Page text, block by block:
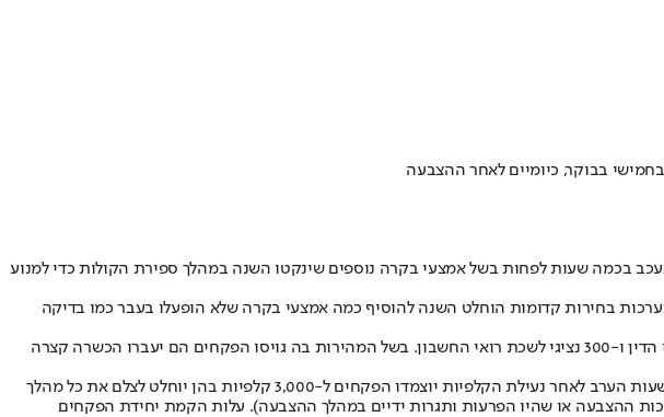
בבוקר, כיומיים לאחר ההצבעה
לכנסת ה-22 שיתקיימו בשבוע הבא עשוי להתעכב בכמה שעות לפחות בשל אמצעי בקרה נוספים שינקטו השנה במהלך ספירת הקולות כדי למנוע
בחירות קדומות הוחלט השנה להוסיף כמה אמצעי בקרה שלא הופעלו בעבר כמו בדיקה
עדס הוסיפה כי הושקעו מאמצים רבים בגיוס 3,000 פקחים ופקחיות לטוהר הבחירות מתוכם כ-700 נציגים של לשכת עורכי הדין ו-300 נציגי לשכת רואי החשבון. בשל המהירות בה גויסו הפקחים הם יעברו הכשרה קצרה
משימתם תהיה להסתובב בין הקלפיות ביום הבחירות (כל פקח יפקח על 5-6 קלפיות כדי לדווח על התנהלות ההצבעות) בשעות הערב לאחר נעילת הקלפיות יוצמדו הפקחים ל-3,000 קלפיות בהן יוחלט לצלם את כל מהלך
ההצבעה או שהיו הפרעות ותגרות ידיים במהלך ההצבעה). עלות הקמת יחידת הפקחים